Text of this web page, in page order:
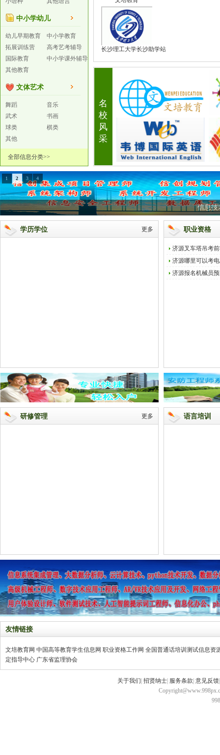
中小学幼儿
幼儿早期教育
中小学教育
拓展训练营
高考艺考辅导
国际教育
中小学课外辅导
其他教育
文体艺术
舞蹈
音乐
武术
书画
球类
棋类
其他
全部信息分类>>
长沙理工大学长沙助学站
名
校
风
采
工信部教
1 2 3 4
学历学位 更多 职业资格
济源叉车塔吊考
济源哪里可以考
济源报名机械员
研修管理 更多 语言培训
友情链接
文培教育网 中国高等教育学生信息网 职业资格工作网 全国普通话培训测试信息资
定指导中心 广东省监理协会
关于我们 招贤纳士 服务条款 意见反馈